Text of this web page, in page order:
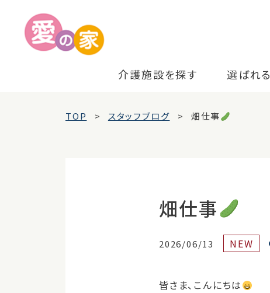
介護施設を探す 選ばれ
TOP スタッフブログ 畑仕事
畑仕事
2026/06/13 NEW
皆さま、こんにちは